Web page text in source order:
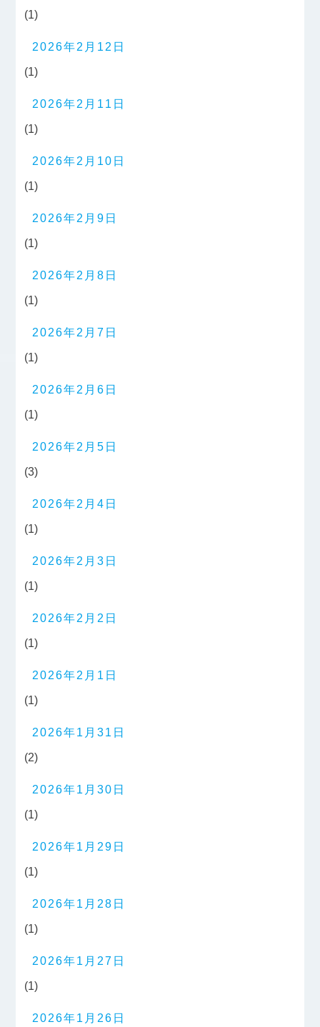
(1)
2026年2月12日
(1)
2026年2月11日
(1)
2026年2月10日
(1)
2026年2月9日
(1)
2026年2月8日
(1)
2026年2月7日
(1)
2026年2月6日
(1)
2026年2月5日
(3)
2026年2月4日
(1)
2026年2月3日
(1)
2026年2月2日
(1)
2026年2月1日
(1)
2026年1月31日
(2)
2026年1月30日
(1)
2026年1月29日
(1)
2026年1月28日
(1)
2026年1月27日
(1)
2026年1月26日